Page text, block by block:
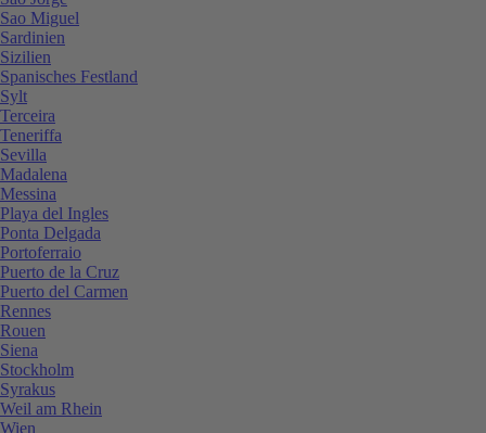
Sao Miguel
Sardinien
Sizilien
Spanisches Festland
Sylt
Terceira
Teneriffa
Sevilla
Madalena
Messina
Playa del Ingles
Ponta Delgada
Portoferraio
Puerto de la Cruz
Puerto del Carmen
Rennes
Rouen
Siena
Stockholm
Syrakus
Weil am Rhein
Wien